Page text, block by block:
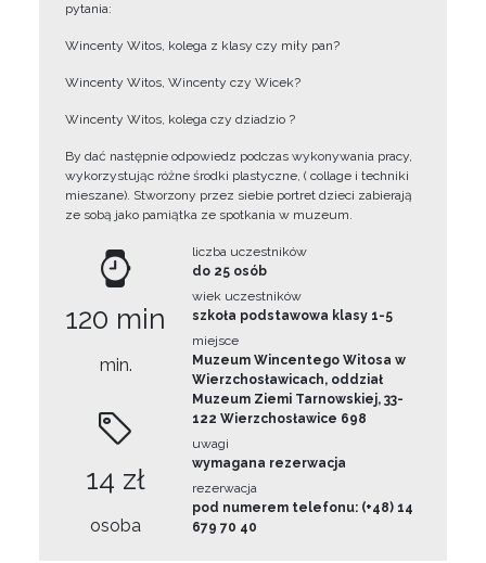
pytania:
Wincenty Witos, kolega z klasy czy miły pan?
Wincenty Witos, Wincenty czy Wicek?
Wincenty Witos, kolega czy dziadzio ?
By dać następnie odpowiedz podczas wykonywania pracy,
wykorzystując różne środki plastyczne, ( collage i techniki
mieszane). Stworzony przez siebie portret dzieci zabierają
ze sobą jako pamiątka ze spotkania w muzeum.
120 min
min.
14 zł
osoba
liczba uczestników
do 25 osób
wiek uczestników
szkoła podstawowa klasy 1-5
miejsce
Muzeum Wincentego Witosa w
Wierzchosławicach, oddział
Muzeum Ziemi Tarnowskiej, 33-
122 Wierzchosławice 698
uwagi
wymagana rezerwacja
rezerwacja
pod numerem telefonu: (+48) 14
679 70 40